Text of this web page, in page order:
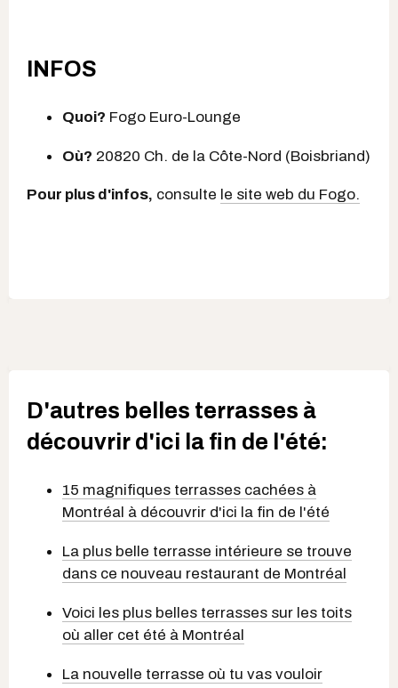
INFOS
Quoi? Fogo Euro-Lounge
Où? 20820 Ch. de la Côte-Nord (Boisbriand)
Pour plus d'infos, consulte le site web du Fogo.
D'autres belles terrasses à
découvrir d'ici la fin de l'été:
15 magnifiques terrasses cachées à
Montréal à découvrir d'ici la fin de l'été
La plus belle terrasse intérieure se trouve
dans ce nouveau restaurant de Montréal
Voici les plus belles terrasses sur les toits
où aller cet été à Montréal
La nouvelle terrasse où tu vas vouloir